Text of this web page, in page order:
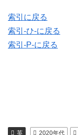
索引に戻る
索引-ひ-に戻る
索引-P-に戻る
英 2020年代